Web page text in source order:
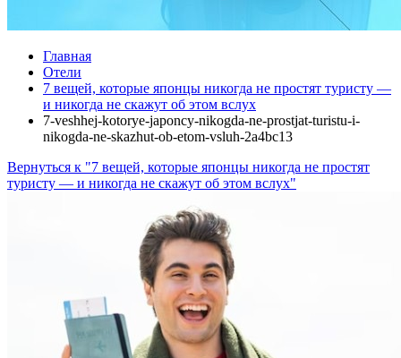
Главная
Отели
7 вещей, которые японцы никогда не простят туристу —
и никогда не скажут об этом вслух
7-veshhej-kotorye-japoncy-nikogda-ne-prostjat-turistu-i-
nikogda-ne-skazhut-ob-etom-vsluh-2a4bc13
Вернуться к "7 вещей, которые японцы никогда не простят
туристу — и никогда не скажут об этом вслух"